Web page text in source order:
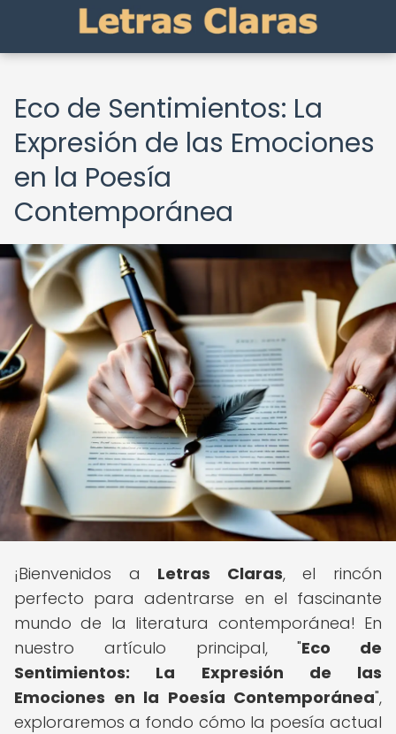
Eco de Sentimientos: La
Expresión de las Emociones
en la Poesía
Contemporánea
¡Bienvenidos a Letras Claras, el rincón
perfecto para adentrarse en el fascinante
mundo de la literatura contemporánea! En
nuestro artículo principal, "Eco de
Sentimientos: La Expresión de las
Emociones en la Poesía Contemporánea",
exploraremos a fondo cómo la poesía actual